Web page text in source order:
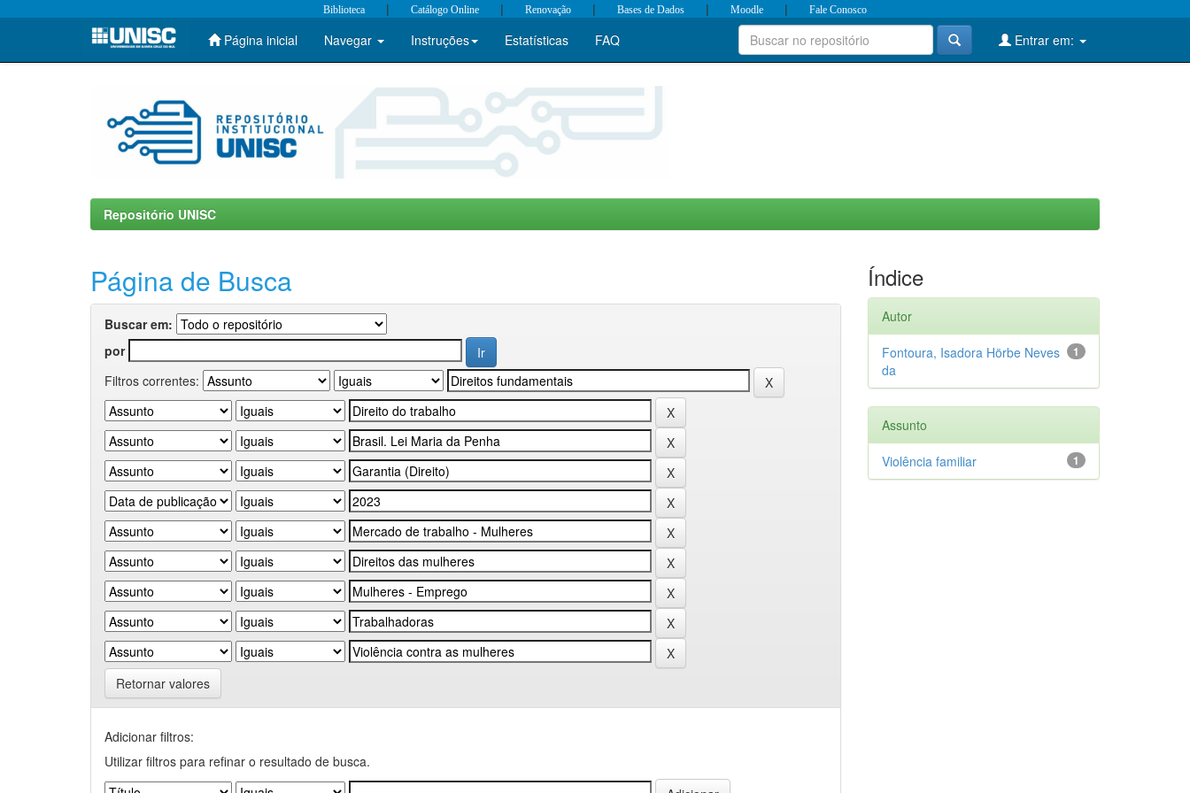
Skip
Biblioteca | Catálogo Online | Renovação | Bases de Dados | Moodle | Fale Conosco
Página inicial Navegar Instruções Estatísticas FAQ Entrar em:
Repositório UNISC
Página de Busca
Buscar em:
por
Filtros correntes:
Retornar valores
Adicionar filtros:
Utilizar filtros para refinar o resultado de busca.
Índice
Autor
1
Fontoura, Isadora Hörbe Neves
da
Assunto
1
Violência familiar